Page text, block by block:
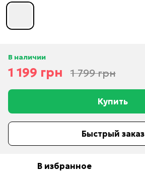
В наличии
1 199 грн 1 799 грн
Купить
Быстрый заказ
В избранное